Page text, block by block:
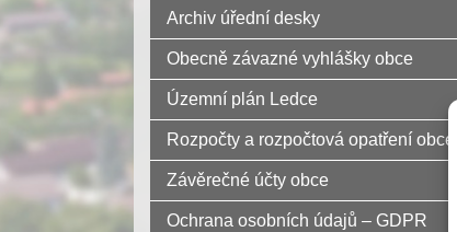
Archiv úřední desky
Obecně závazné vyhlášky obce
Územní plán Ledce
Rozpočty a rozpočtová opatření obce
Závěrečné účty obce
Ochrana osobních údajů – GDPR